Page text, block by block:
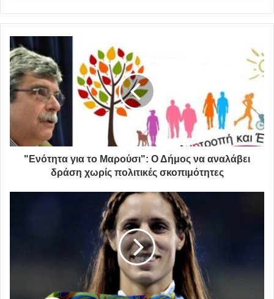
Δημοτική Βιβλιοθήκη ζωγραφική
Θεόφιλος Χατζημιχαήλ
"Ενότητα για το Μαρούσι": Ο Δήμος να αναλάβει
δράση χωρίς πολιτικές σκοπιμότητες